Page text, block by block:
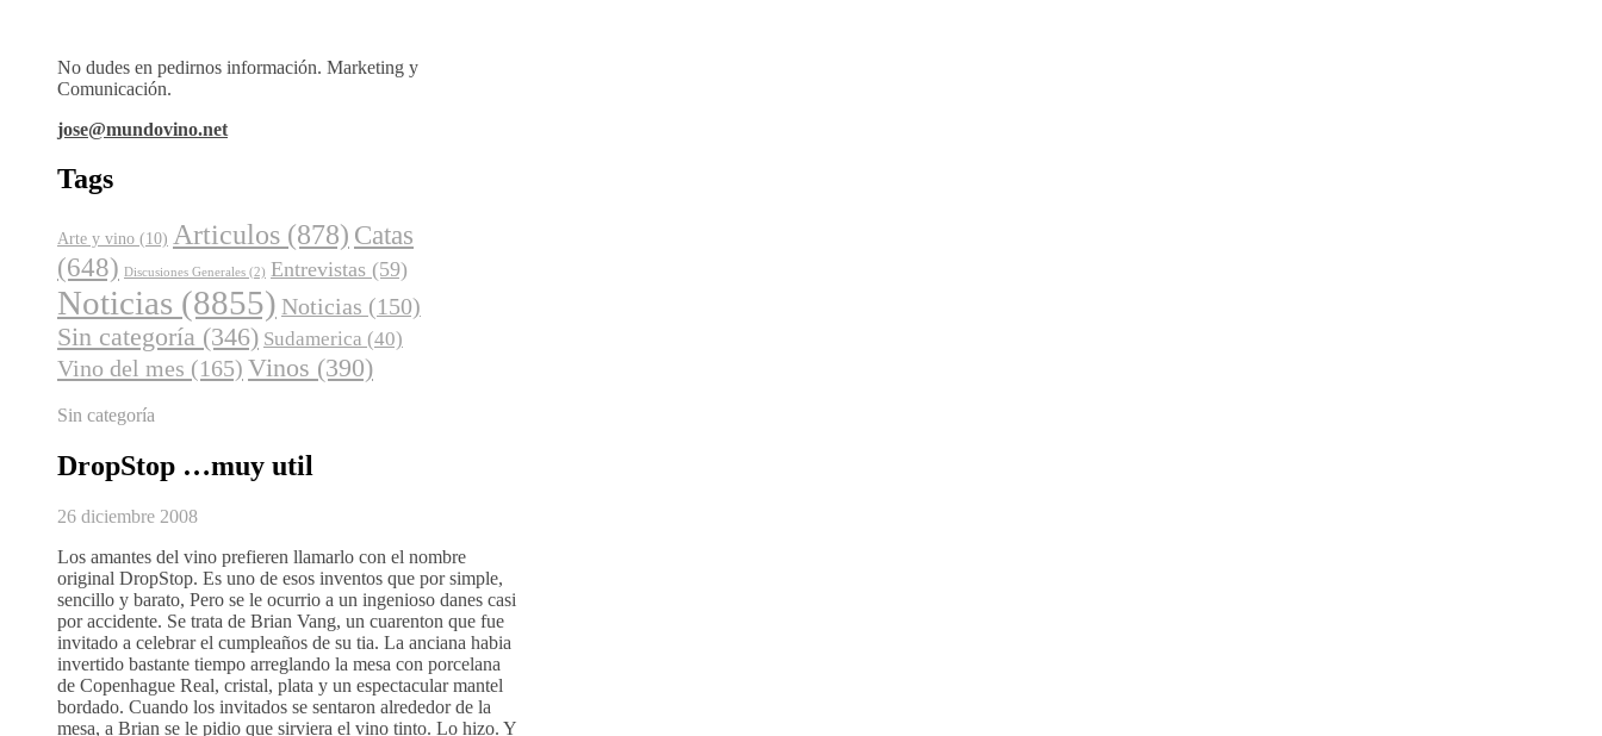
No dudes en pedirnos información. Marketing y
Comunicación.
jose@mundovino.net
Tags
Arte y vino (10) Articulos (878) Catas
(648) Discusiones Generales (2) Entrevistas (59)
Noticias (8855) Noticias (150)
Sin categoría (346) Sudamerica (40)
Vino del mes (165) Vinos (390)
Sin categoría
DropStop …muy util
26 diciembre 2008
Los amantes del vino prefieren llamarlo con el nombre
original DropStop. Es uno de esos inventos que por simple,
sencillo y barato, Pero se le ocurrio a un ingenioso danes casi
por accidente. Se trata de Brian Vang, un cuarenton que fue
invitado a celebrar el cumpleaños de su tia. La anciana habia
invertido bastante tiempo arreglando la mesa con porcelana
de Copenhague Real, cristal, plata y un espectacular mantel
bordado. Cuando los invitados se sentaron alrededor de la
mesa, a Brian se le pidio que sirviera el vino tinto. Lo hizo. Y